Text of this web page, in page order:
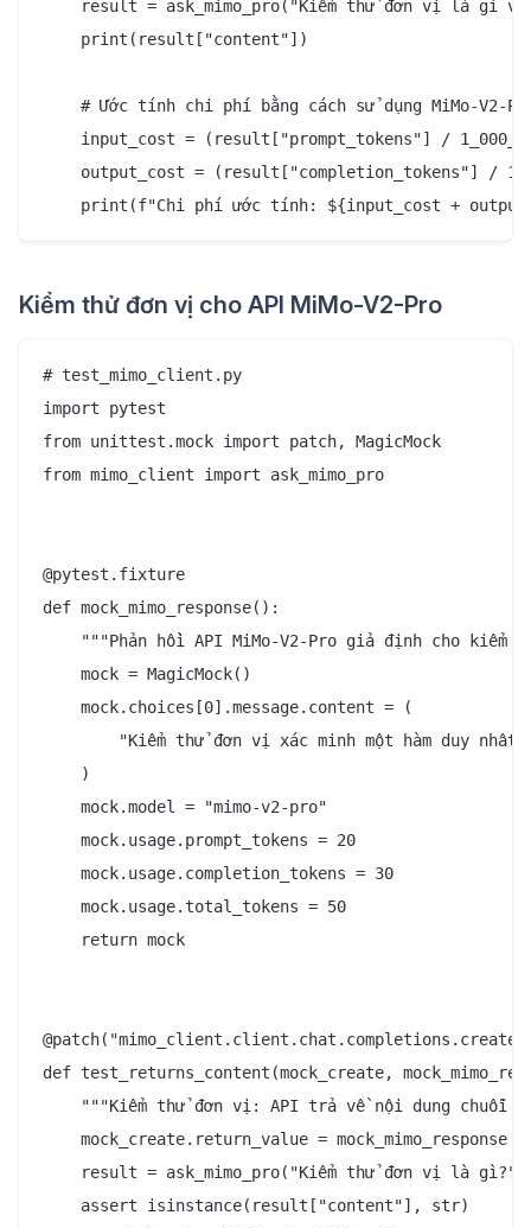
result = ask_mimo_pro("Kiểm thử đơn vị là gì
    print(result["content"])
# Ước tính chi phí bằng cách sử dụng MiMo-V2-
input_cost = (result["prompt_tokens"] /
output_cost = (result["completion_tokens"] /
Kiểm thử đơn vị cho API MiMo-V2-Pro
# test_mimo_client.py
import pytest
from unittest.mock import patch, MagicMock
from mimo_client import ask_mimo_pro
@pytest.fixture
def mock_mimo_response():
"""Phản hồi API MiMo-V2-Pro giả định cho kiểm
    mock = MagicMock()
    mock.choices[0].message.content = (
"Kiểm thử đơn vị xác minh một hàm duy nhất
    )
    mock.model = "mimo-v2-pro"
    mock.usage.prompt_tokens = 20
    mock.usage.completion_tokens = 30
    mock.usage.total_tokens = 50
    return mock
def test_returns_content(mock_create,
"""Kiểm thử đơn vị: API trả về nội dung chuỗi
    mock_create.return_value = mock_mimo_response
    result = ask_mimo_pro("Kiểm thử đơn vị là gì?")
    assert isinstance(result["content"], str)